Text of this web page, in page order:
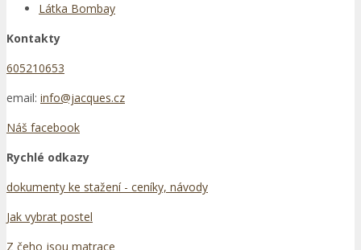
Látka Bombay
Kontakty
605210653
email: info@jacques.cz
Náš facebook
Rychlé odkazy
dokumenty ke stažení - ceníky, návody
Jak vybrat postel
Z čeho jsou matrace